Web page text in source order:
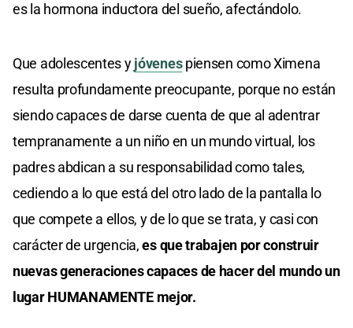
es la hormona inductora del sueño, afectándolo.
Que adolescentes yjóvenespiensen como Ximena
resulta profundamente preocupante, porque no están
siendo capaces de darse cuenta de que al adentrar
tempranamente a un niño en un mundo virtual, los
padres abdican a su responsabilidad como tales,
cediendo a lo que está del otro lado de la pantalla lo
que compete a ellos, y de lo que se trata, y casi con
carácter de urgencia,es que trabajen por construir
nuevas generaciones capaces de hacer del mundo un
lugar HUMANAMENTE mejor.